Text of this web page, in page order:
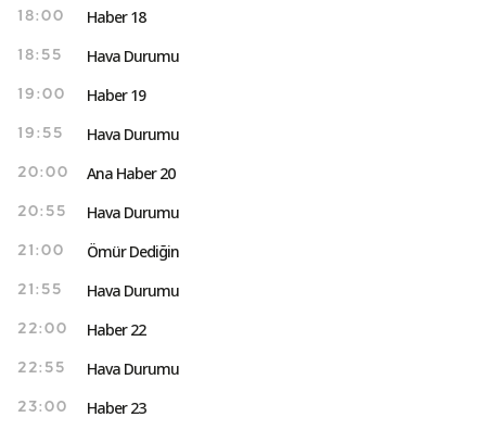
18:00 Haber 18
18:55 Hava Durumu
19:00 Haber 19
19:55 Hava Durumu
20:00 Ana Haber 20
20:55 Hava Durumu
21:00 Ömür Dediğin
21:55 Hava Durumu
22:00 Haber 22
22:55 Hava Durumu
23:00 Haber 23